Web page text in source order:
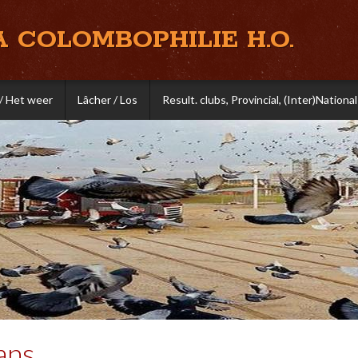
COLOMBOPHILIE H.O.
Het weer Lâcher / Los Result. clubs, Provincial, (Inter)National